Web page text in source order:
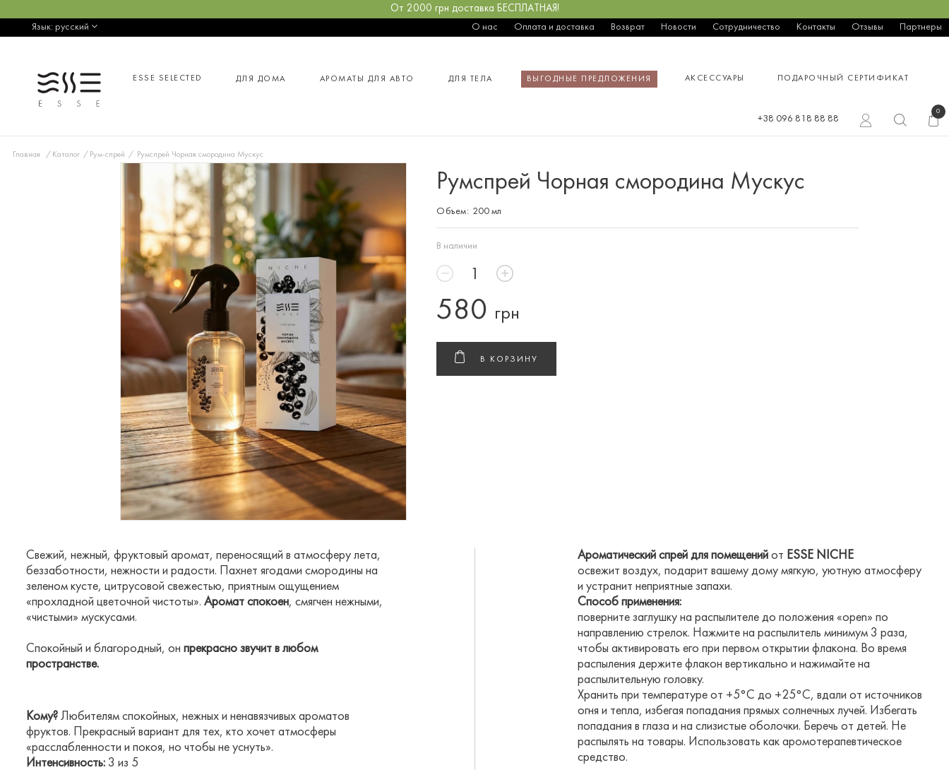
От 2000 грн доставка БЕСПЛАТНАЯ!
Язык: русский О нас Оплата и доставка Возврат Новости Сотрудничество Контакты Отзывы Партнеры
ESSE SELECTED ДЛЯ ДОМА АРОМАТЫ ДЛЯ АВТО ДЛЯ ТЕЛА ВЫГОДНЫЕ ПРЕДЛОЖЕНИЯ АКСЕССУАРЫ ПОДАРОЧНЫЙ СЕРТИФИКАТ
+38 096 818 88 88
0
Главная Каталог Рум-спрей Румспрей Чорная смородина Мускус
Румспрей Чорная смородина Мускус
Объем: 200 мл
В наличии
580 грн
В КОРЗИНУ
Свежий, нежный, фруктовый аромат, переносящий в атмосферу лета,
беззаботности, нежности и радости. Пахнет ягодами смородины на
зеленом кусте, цитрусовой свежестью, приятным ощущением
«прохладной цветочной чистоты». Аромат спокоен, смягчен нежными,
«чистыми» мускусами.
Спокойный и благородный, он прекрасно звучит в любом
пространстве.
Кому? Любителям спокойных, нежных и ненавязчивых ароматов
фруктов. Прекрасный вариант для тех, кто хочет атмосферы
«расслабленности и покоя, но чтобы не уснуть».
Интенсивность: 3 из 5
Ароматический спрей для помещений от ESSE NICHE
освежит воздух, подарит вашему дому мягкую, уютную атмосферу
и устранит неприятные запахи.
Способ применения:
поверните заглушку на распылителе до положения «open» по
направлению стрелок. Нажмите на распылитель минимум 3 раза,
чтобы активировать его при первом открытии флакона. Во время
распыления держите флакон вертикально и нажимайте на
распылительную головку.
Хранить при температуре от +5°С до +25°С, вдали от источников
огня и тепла, избегая попадания прямых солнечных лучей. Избегать
попадания в глаза и на слизистые оболочки. Беречь от детей. Не
распылять на товары. Использовать как аромотерапевтическое
средство.